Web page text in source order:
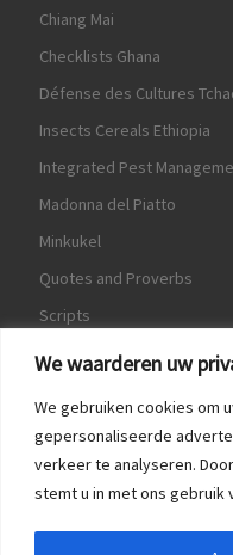
We waarderen uw
We gebruiken cookies om
gepersonaliseerde
verkeer te analyseren.
stemt u in met ons gebruik
Chiang Mai
Checklists Ghana
Défense des Cultures
Insects Cereals Ethiopia
Integrated Pest
Madonna del Piatto
Minkukel
Quotes and Proverbs
Scripts
World Crops Database
Game